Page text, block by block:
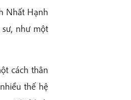
Nhất Hạnh
như một
cách thân
thế hệ